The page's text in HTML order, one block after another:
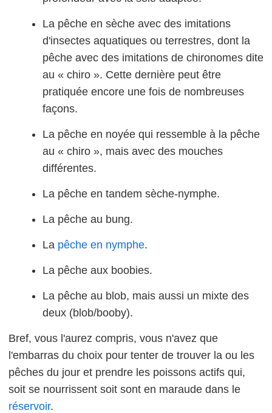
La pêche en sèche avec des imitations
d'insectes aquatiques ou terrestres, dont la
pêche avec des imitations de chironomes dite
au « chiro ». Cette dernière peut être
pratiquée encore une fois de nombreuses
façons.
La pêche en noyée qui ressemble à la pêche
au « chiro », mais avec des mouches
différentes.
La pêche en tandem sèche-nymphe.
La pêche au bung.
La pêche en nymphe.
La pêche aux boobies.
La pêche au blob, mais aussi un mixte des
deux (blob/booby).
Bref, vous l'aurez compris, vous n'avez que
l'embarras du choix pour tenter de trouver la ou les
pêches du jour et prendre les poissons actifs qui,
soit se nourrissent soit sont en maraude dans le
réservoir.